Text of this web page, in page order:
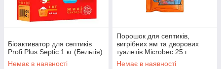
Біоактиватор для септиків
Profi Plus Septic 1 кг (Бельгія)
Немає в наявності
Порошок для септиків,
вигрібних ям та дворових
туалетів Microbec 25 г
Немає в наявності